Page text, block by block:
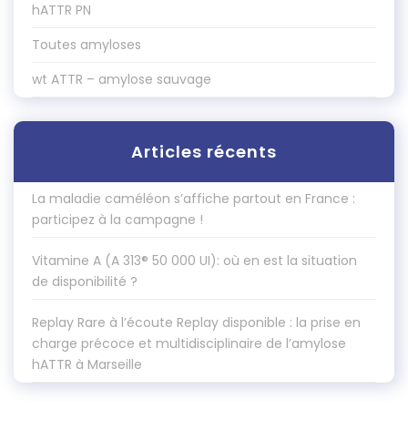
hATTR PN
Toutes amyloses
wt ATTR – amylose sauvage
Articles récents
La maladie caméléon s’affiche partout en France :
participez à la campagne !
Vitamine A (A 313® 50 000 UI): où en est la situation
de disponibilité ?
Replay Rare à l’écoute Replay disponible : la prise en
charge précoce et multidisciplinaire de l’amylose
hATTR à Marseille